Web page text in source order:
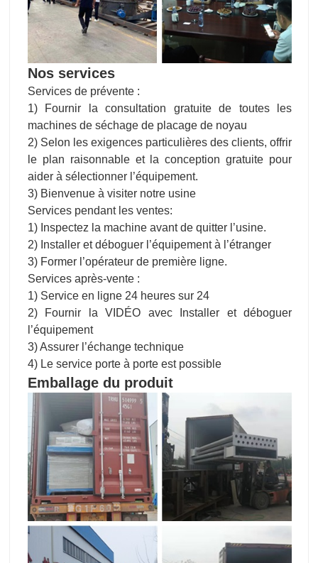
Nos services
Services de prévente :
1) Fournir la consultation gratuite de toutes les
machines de séchage de placage de noyau
2) Selon les exigences particulières des clients, offrir
le plan raisonnable et la conception gratuite pour
aider à sélectionner l’équipement.
3) Bienvenue à visiter notre usine
Services pendant les ventes:
1) Inspectez la machine avant de quitter l’usine.
2) Installer et déboguer l’équipement à l’étranger
3) Former l’opérateur de première ligne.
Services après-vente :
1) Service en ligne 24 heures sur 24
2) Fournir la VIDÉO avec Installer et déboguer
l’équipement
3) Assurer l’échange technique
4) Le service porte à porte est possible
Emballage du produit